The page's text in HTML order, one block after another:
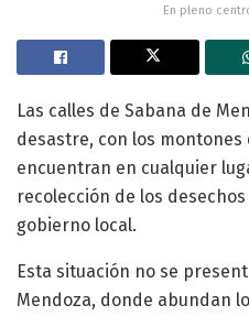
En pleno
Las calles de Sabana de
desastre, con los montones
encuentran en cualquier
recolección de los
gobierno local.
Esta situación no se
Mendoza, donde abundan